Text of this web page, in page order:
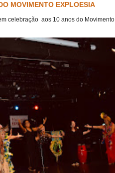
MOVIMENTO EXPLOESIA
celebração aos 10 anos do Movimento